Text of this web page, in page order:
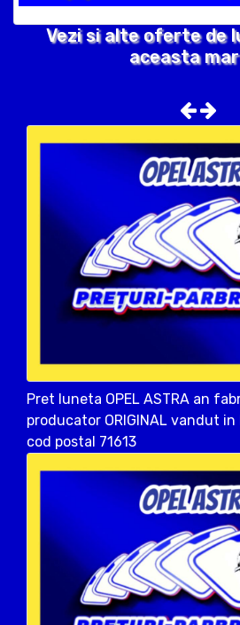
Vezi si alte oferte de
aceasta
Pret luneta OPEL ASTRA an
producator ORIGINAL vandut in
cod postal 71613